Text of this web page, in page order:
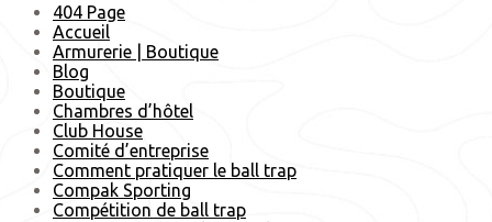
404 Page
Accueil
Armurerie | Boutique
Blog
Boutique
Chambres d’hôtel
Club House
Comité d’entreprise
Comment pratiquer le ball trap
Compak Sporting
Compétition de ball trap